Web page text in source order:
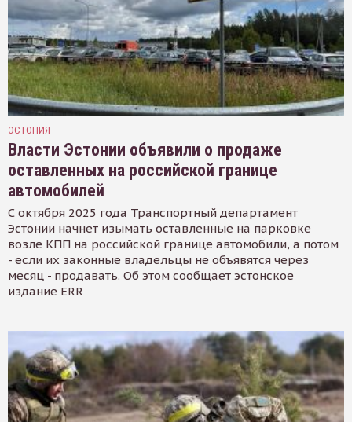
ЭСТОНИЯ
Власти Эстонии объявили о продаже
оставленных на российской границе
автомобилей
С октября 2025 года Транспортный департамент
Эстонии начнет изымать оставленные на парковке
возле КПП на российской границе автомобили, а потом
- если их законные владельцы не объявятся через
месяц - продавать. Об этом сообщает эстонское
издание ERR